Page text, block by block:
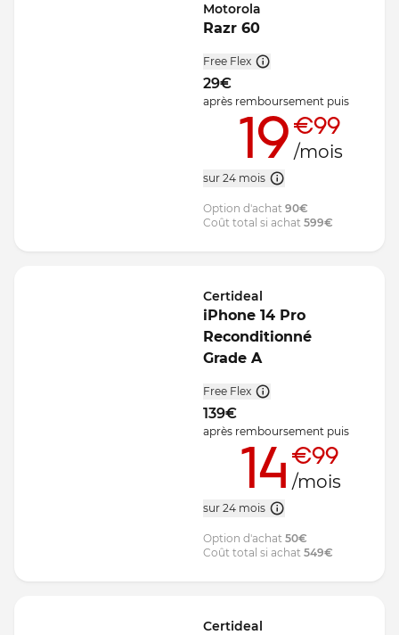
Motorola
Razr 60
Free Flex
29€
après remboursement puis
19 €99
/mois
sur 24 mois
Option d'achat 90€
Coût total si achat 599€
Certideal
iPhone 14 Pro
Reconditionné
Grade A
Free Flex
139€
après remboursement puis
14 €99
/mois
sur 24 mois
Option d'achat 50€
Coût total si achat 549€
Certideal